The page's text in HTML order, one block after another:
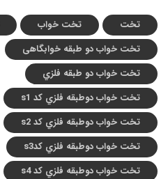
تخت تخت خواب
تخت خواب دو طبقه خوابگاهی
تخت خواب دو طبقه فلزي
تخت خواب دوطبقه فلزي کد s1
تخت خواب دوطبقه فلزي کد s2
تخت خواب دوطبقه فلزي کدs3
تخت خواب دوطبقه فلزي کد s4